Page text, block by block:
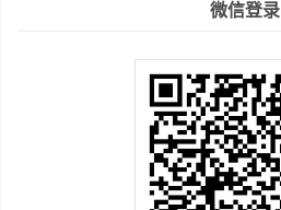
微信登录